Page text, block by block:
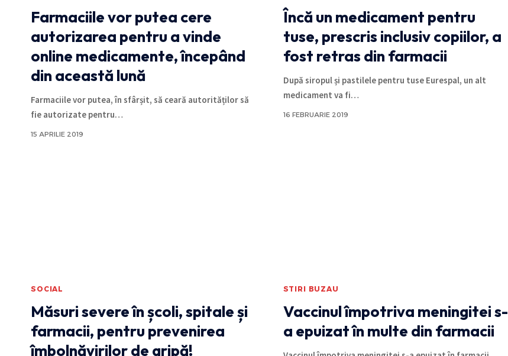
Farmaciile vor putea cere
autorizarea pentru a vinde
online medicamente, începând
din această lună
Farmaciile vor putea, în sfârșit, să ceară autorităților să
fie autorizate pentru…
15 APRILIE 2019
Încă un medicament pentru
tuse, prescris inclusiv copiilor, a
fost retras din farmacii
După siropul și pastilele pentru tuse Eurespal, un alt
medicament va fi…
16 FEBRUARIE 2019
SOCIAL
Măsuri severe în școli, spitale și
farmacii, pentru prevenirea
îmbolnăvirilor de gripă!
STIRI BUZAU
Vaccinul împotriva meningitei s-
a epuizat în multe din farmacii